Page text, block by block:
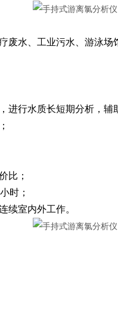
废水、工业污水、游泳
进行水质长短期分析，辅
比；
时；
续室内外工作。